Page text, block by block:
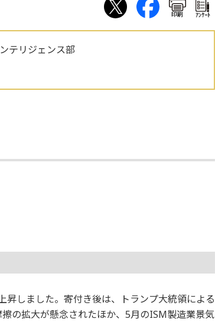
印刷 ｱﾝｹｰﾄ
テリジェンス部
しました。寄付き後は、トランプ大統領による
の拡大が懸念されたほか、5月のISM製造業景気